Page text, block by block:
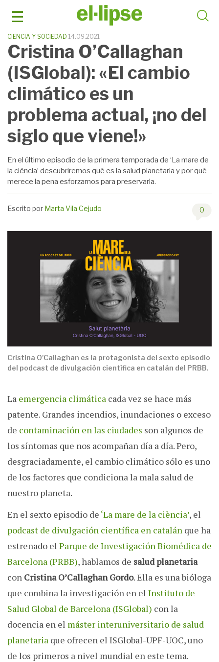
CIENCIA Y SOCIEDAD 14.09.2021
Cristina O’Callaghan
(ISGlobal): «El cambio
climático es un
problema actual, ¡no del
siglo que viene!»
En el último episodio de la primera temporada de ‘La mare de
la ciència’ descubriremos qué es la salud planetaria y por qué
merece la pena esforzarnos para preservarla.
Escrito por Marta Vila Cejudo 0
Cristina O'Callaghan es la protagonista del sexto episodio
del podcast de divulgación científica en catalán del PRBB.
La emergencia climática cada vez se hace más
patente. Grandes incendios, inundaciones o exceso
de contaminación en las ciudades son algunos de
los síntomas que nos acompañan día a día. Pero,
desgraciadamente, el cambio climático sólo es uno
de los factores que condiciona la mala salud de
nuestro planeta.
En el sexto episodio de ‘La mare de la ciència’, el
podcast de divulgación científica en catalán que ha
estrenado el Parque de Investigación Biomédica de
Barcelona (PRBB), hablamos de salud planetaria
con Cristina O’Callaghan Gordo. Ella es una bióloga
que combina la investigación en el Instituto de
Salud Global de Barcelona (ISGlobal) con la
docencia en el máster interuniversitario de salud
planetaria que ofrecen el ISGlobal-UPF-UOC, uno
de los primeros a nivel mundial en este tema.